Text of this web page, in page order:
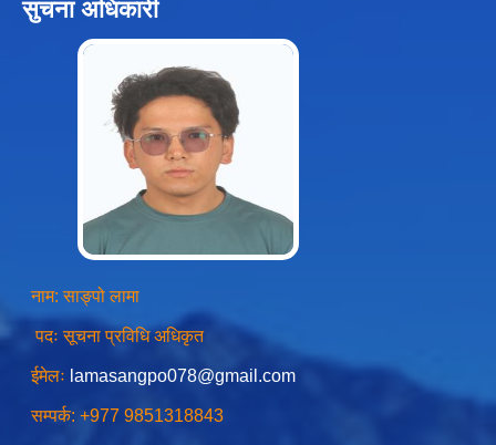
सुचना अधिकारी
नाम: साङ्पो लामा
पदः सूचना प्रविधि अधिकृत
ईमेलः lamasangpo078@gmail.com
सम्पर्क: +977 9851318843